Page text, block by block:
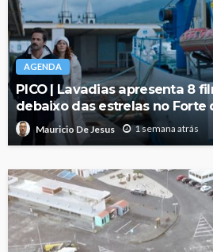
AGENDA
PICO | Lavadias apresenta 8
debaixo das estrelas no Forte
Mauricio De Jesus 1 semana atrás